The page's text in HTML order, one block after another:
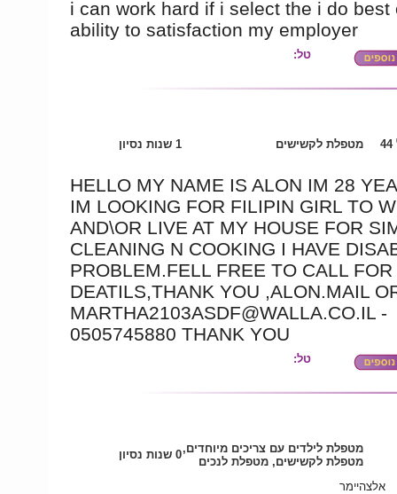
i can work hard if i select the i do best
ability to satisfaction my employer
טל:
מטפלת לקשישים 1 שנות נסיון
HELLO MY NAME IS ALON IM 28
IM LOOKING FOR FILIPIN GIRL TO
AND\OR LIVE AT MY HOUSE FOR
CLEANING N COOKING I HAVE
PROBLEM.FELL FREE TO CALL
DEATILS,THANK YOU ,ALON.MAIL
MARTHA2103ASDF@WALLA.CO.IL -
0505745880 THANK YOU
טל:
מטפלת לילדים עם צריכים מיוחדים,
מטפלת לקשישים, מטפלת לנכים
0 שנות נסיון
אלצהיימר